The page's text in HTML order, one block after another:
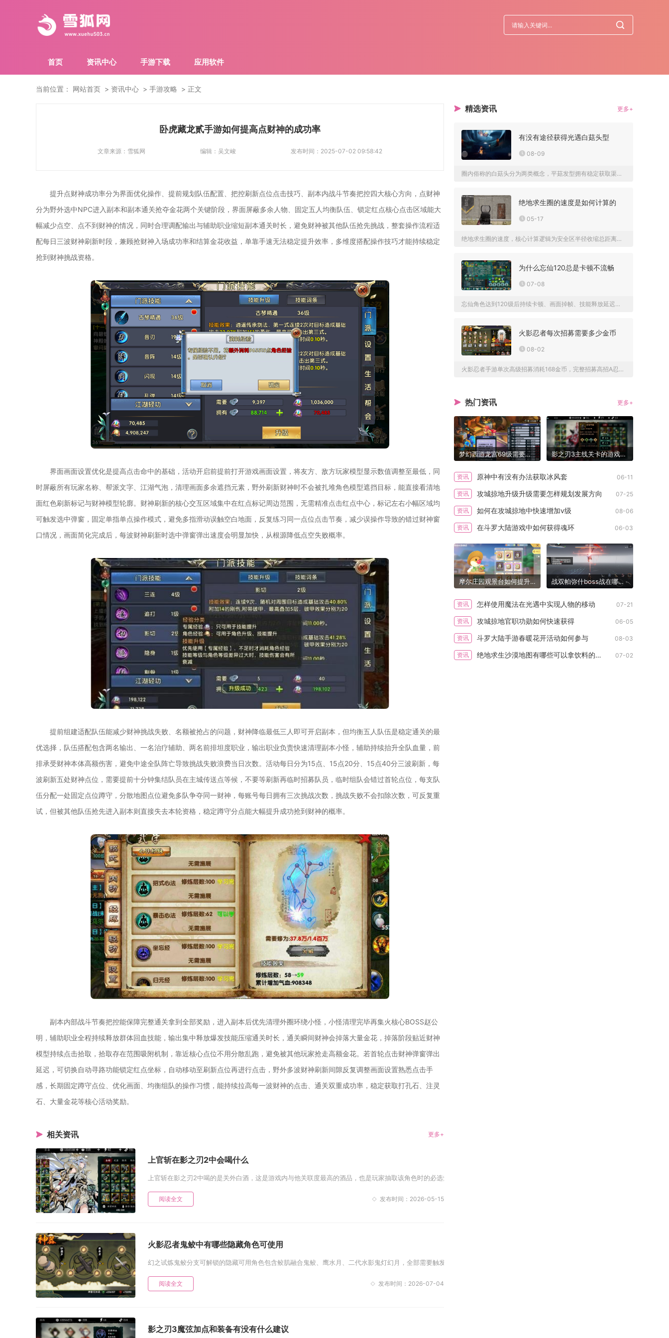
首页 资讯中心 手游下载 应用软件
当前位置： 网站首页 资讯中心 手游攻略 正文
卧虎藏龙贰手游如何提高点财神的成功率
文章来源： 雪狐网 编辑： 吴文峻 发布时间： 2025-07-02 09:58:42
提升点财神成功率分为界面优化操作、提前规划队伍配置、把控刷新点位点击技巧、副本内战斗节奏把控四大核心方向，点财神
分为野外选中NPC进入副本和副本通关抢夺金花两个关键阶段，界面屏蔽多余人物、固定五人均衡队伍、锁定红点核心点击区域能大
幅减少点空、点不到财神的情况，同时合理调配输出与辅助职业缩短副本通关时长，避免财神被其他队伍抢先挑战，整套操作流程适
配每日三波财神刷新时段，兼顾抢财神入场成功率和结算金花收益，单靠手速无法稳定提升效率，多维度搭配操作技巧才能持续稳定
抢到财神挑战资格。
界面画面设置优化是提高点击命中的基础，活动开启前提前打开游戏画面设置，将友方、敌方玩家模型显示数值调整至最低，同
时屏蔽所有玩家名称、帮派文字、江湖气泡，清理画面多余遮挡元素，野外刷新财神时不会被扎堆角色模型遮挡目标，能直接看清地
面红色刷新标记与财神模型轮廓。财神刷新的核心交互区域集中在红点标记周边范围，无需精准点击红点中心，标记左右小幅区域均
可触发选中弹窗，固定单指单点操作模式，避免多指滑动误触空白地面，反复练习同一点位点击节奏，减少误操作导致的错过财神窗
口情况，画面简化完成后，每波财神刷新时选中弹窗弹出速度会明显加快，从根源降低点空失败概率。
提前组建适配队伍能减少财神挑战失败、名额被抢占的问题，财神降临最低三人即可开启副本，但均衡五人队伍是稳定通关的最
优选择，队伍搭配包含两名输出、一名治疗辅助、两名前排坦度职业，输出职业负责快速清理副本小怪，辅助持续抬升全队血量，前
排承受财神本体高额伤害，避免中途全队阵亡导致挑战失败浪费当日次数。活动每日分为15点、15点20分、15点40分三波刷新，每
波刷新五处财神点位，需要提前十分钟集结队员在主城传送点等候，不要等刷新再临时招募队员，临时组队会错过首轮点位，每支队
伍分配一处固定点位蹲守，分散地图点位避免多队争夺同一财神，每账号每日拥有三次挑战次数，挑战失败不会扣除次数，可反复重
试，但被其他队伍抢先进入副本则直接失去本轮资格，稳定蹲守分点能大幅提升成功抢到财神的概率。
副本内部战斗节奏把控能保障完整通关拿到全部奖励，进入副本后优先清理外圈环绕小怪，小怪清理完毕再集火核心BOSS赵公
明，辅助职业全程持续释放群体回血技能，输出集中释放爆发技能压缩通关时长，通关瞬间财神会掉落大量金花，掉落阶段贴近财神
模型持续点击拾取，拾取存在范围吸附机制，靠近核心点位不用分散乱跑，避免被其他玩家抢走高额金花。若首轮点击财神弹窗弹出
延迟，可切换自动寻路功能锁定红点坐标，自动移动至刷新点位再进行点击，野外多波财神刷新间隙反复调整画面设置熟悉点击手
感，长期固定蹲守点位、优化画面、均衡组队的操作习惯，能持续拉高每一波财神的点击、通关双重成功率，稳定获取打孔石、注灵
石、大量金花等核心活动奖励。
相关资讯 更多+
上官斩在影之刃2中会喝什么
上官斩在影之刃2中喝的是关外白酒，这是游戏内与他关联度最高的酒品，也是玩家抽取该角色时的必选酒类。不同酒类对应不同英雄的...
阅读全文 发布时间：2026-05-15
火影忍者鬼鲛中有哪些隐藏角色可使用
幻之试炼鬼鲛分支可解锁的隐藏可用角色包含鲛肌融合鬼鲛、鹰水月、二代水影鬼灯幻月，全部需要触发对应彩蛋与道具条件才能正常选...
阅读全文 发布时间：2026-07-04
影之刃3魔弦加点和装备有没有什么建议
精选资讯 更多+
有没有途径获得光遇白菇头型
08-09
圈内俗称的白菇头分为两类概念，平菇发型拥有稳定获取渠道，而白...
绝地求生圈的速度是如何计算的
05-17
绝地求生圈的速度，核心计算逻辑为安全区半径收缩总距离除以该阶...
为什么忘仙120总是卡顿不流畅
07-08
忘仙角色达到120级后持续卡顿、画面掉帧、技能释放延迟，核心...
火影忍者每次招募需要多少金币
08-02
火影忍者手游单次高级招募消耗168金币，完整招募高招A忍参与...
热门资讯 更多+
梦幻西游龙宫69级需要点什么 影之刃3主线关卡的游戏时间有多长
资讯 原神中有没有办法获取冰风套 06-11
资讯 攻城掠地升级升级需要怎样规划发展方向 07-25
资讯 如何在攻城掠地中快速增加v级 08-06
资讯 在斗罗大陆游戏中如何获得魂环 06-03
摩尔庄园观景台如何提升高度 战双帕弥什boss战在哪个地图
资讯 怎样使用魔法在光遇中实现人物的移动 07-21
资讯 攻城掠地官职功勋如何快速获得 06-05
资讯 斗罗大陆手游春暖花开活动如何参与 08-03
资讯 绝地求生沙漠地图有哪些可以拿饮料的地点 07-02